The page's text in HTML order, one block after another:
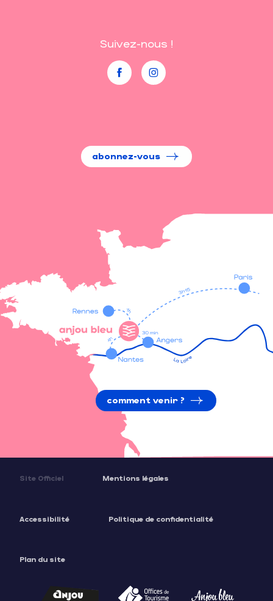
Suivez-nous !
abonnez-vous
comment venir ?
Site Officiel Mentions légales
Accessibilité Politique de confidentialité
Plan du site